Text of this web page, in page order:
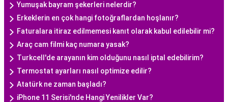
Yumuşak bayram şekerleri nelerdir?
Erkeklerin en çok hangi fotoğraflardan hoşlanır?
Faturalara itiraz edilmemesi kanıt olarak kabul edilebilir mi?
Araç cam filmi kaç numara yasak?
Turkcell'de arayanın kim olduğunu nasıl iptal edebilirim?
Termostat ayarları nasıl optimize edilir?
Atatürk ne zaman başladı?
iPhone 11 Serisi'nde Hangi Yenilikler Var?